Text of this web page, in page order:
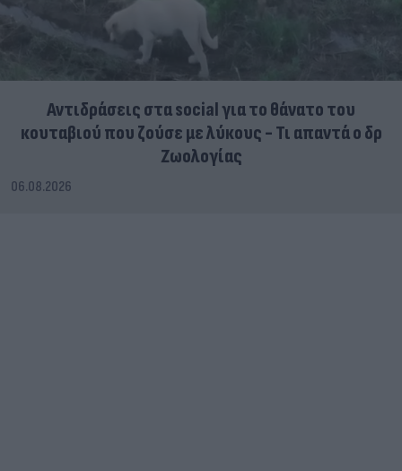
Αντιδράσεις στα social για το θάνατο του
κουταβιού που ζούσε με λύκους - Τι απαντά ο δρ
Ζωολογίας
06.08.2026